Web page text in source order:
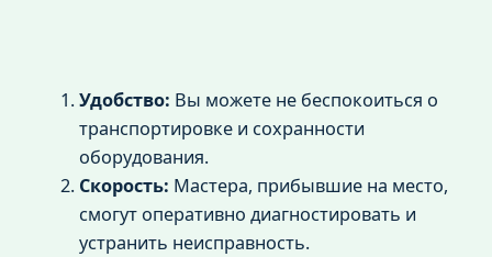
Удобство: Вы можете не беспокоиться о
транспортировке и сохранности
оборудования.
Скорость: Мастера, прибывшие на место,
смогут оперативно диагностировать и
устранить неисправность.